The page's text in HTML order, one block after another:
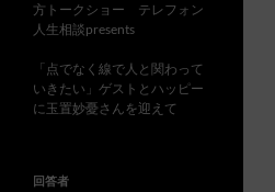
方トークショー テレフォン
人生相談presents
「点でなく線で人と関わって
いきたい」ゲストとハッピー
に玉置妙憂さんを迎えて
回答者